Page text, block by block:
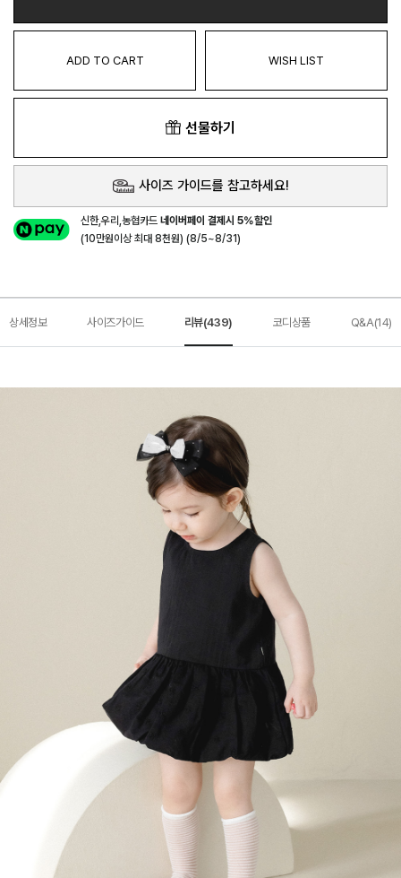
ADD TO CART WISH LIST
선물하기
사이즈 가이드를 참고하세요!
신한,우리,농협카드네이버페이 결제시 5%할인
(10만원이상 최대 8천원) (8/5~8/31)
상세정보 사이즈가이드 리뷰(439) 코디상품 Q&A(14)